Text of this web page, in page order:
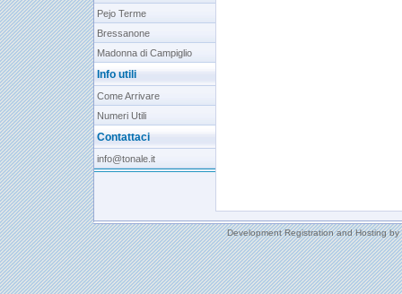
Pejo Terme
Bressanone
Madonna di Campiglio
Info utili
Come Arrivare
Numeri Utili
Contattaci
info@tonale.it
Development Registration and Hosting by